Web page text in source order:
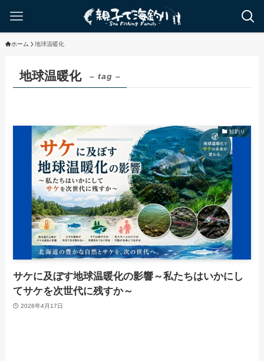
ホーム 地球温暖化
地球温暖化 – tag –
鮭釣り
サケに及ぼす地球温暖化の影響～私たちはいかにし
てサケを次世代に残すか～
2026年4月17日